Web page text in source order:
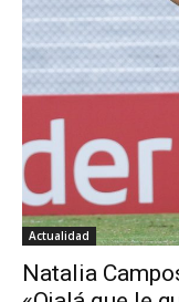
Actualidad
Natalia